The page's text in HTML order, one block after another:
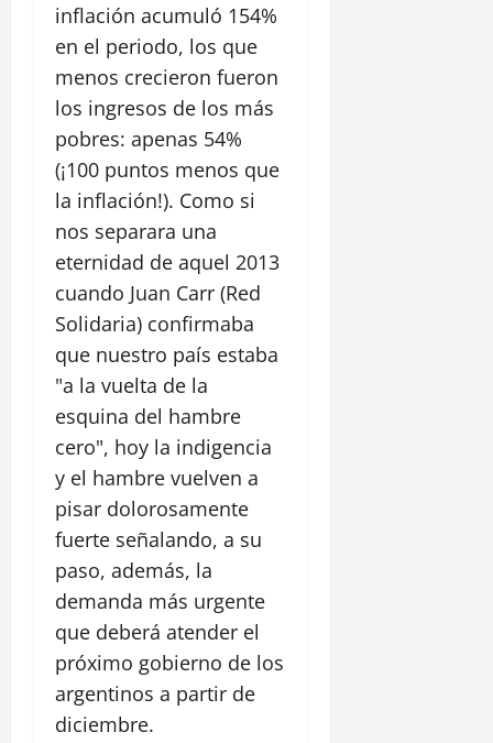
inflación acumuló 154%
en el periodo, los que
menos crecieron fueron
los ingresos de los más
pobres: apenas 54%
(¡100 puntos menos que
la inflación!). Como si
nos separara una
eternidad de aquel 2013
cuando Juan Carr (Red
Solidaria) confirmaba
que nuestro país estaba
"a la vuelta de la
esquina del hambre
cero", hoy la indigencia
y el hambre vuelven a
pisar dolorosamente
fuerte señalando, a su
paso, además, la
demanda más urgente
que deberá atender el
próximo gobierno de los
argentinos a partir de
diciembre.